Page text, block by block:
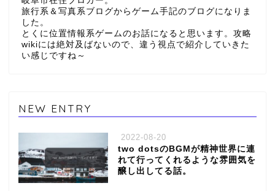
旅行系＆写真系ブログからゲーム手記のブログになりま
した。
とくに位置情報系ゲームのお話になると思います。攻略
wikiには絶対及ばないので、違う視点で紹介していきた
い感じですね～
NEW ENTRY
2022-08-20
two dotsのBGMが精神世界に連
れて行ってくれるような雰囲気を
醸し出してる話。